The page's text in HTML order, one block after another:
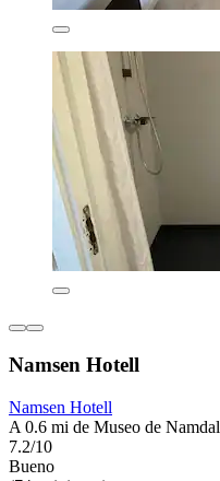
Namsen Hotell
Namsen Hotell
A 0.6 mi de Museo de Namdal
7.2/10
Bueno